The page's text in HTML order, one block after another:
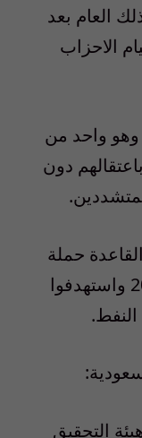
العام بعد
الاحزاب
وهو واحد من
دون
حملة
للاطاحة بالاسرة الحاكمة عام 2003 واستهدفوا
التحقيق